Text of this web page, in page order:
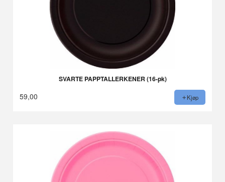
SVARTE PAPPTALLERKENER (16-pk)
59,00 Kjøp